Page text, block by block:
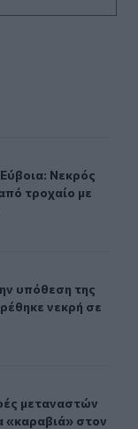
μετά από
Εύβοια: Νεκρός
Νεκρός
τροχαίο με
που βρέθηκε
υπόθεση της
υπόθεση της
νεκρή σε
Κρήτη: Νέα
μεταναστών
μεταναστών
«καραβιά» στον